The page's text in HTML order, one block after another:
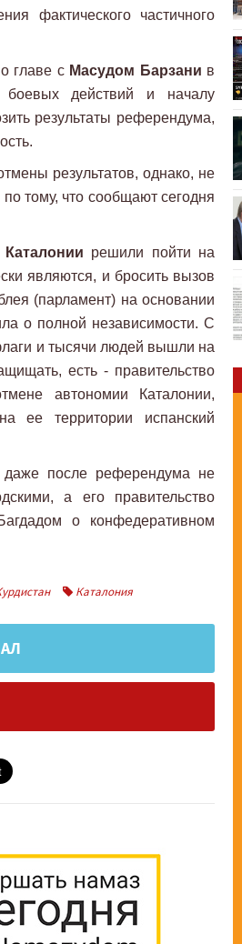
фактического частичного
главе с Масудом Барзани в
действий и началу
результаты референдума,
результатов, однако, не
тому, что сообщают сегодня
Каталонии решили пойти на
являются, и бросить вызов
(парламент) на основании
о полной независимости. С
и тысячи людей вышли на
есть - правительство
автономии Каталонии,
ее территории испанский
даже после референдума не
а его правительство
о конфедеративном
Каталония